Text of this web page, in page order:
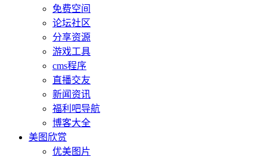
免费空间
论坛社区
分享资源
游戏工具
cms程序
直播交友
新闻资讯
福利吧导航
博客大全
美图欣赏
优美图片